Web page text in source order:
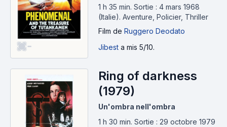
-
1 h 35 min. Sortie : 4 mars 1968
(Italie). Aventure, Policier, Thriller
Film de Ruggero Deodato
Jibest a mis 5/10.
Ring of darkness
(1979)
Un'ombra nell'ombra
1 h 30 min. Sortie : 29 octobre 1979